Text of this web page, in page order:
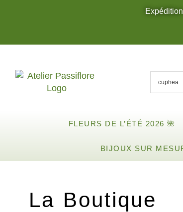
FLEURS DE L’ÉTÉ 2026 🌺
BIJOUX SUR
La Boutique